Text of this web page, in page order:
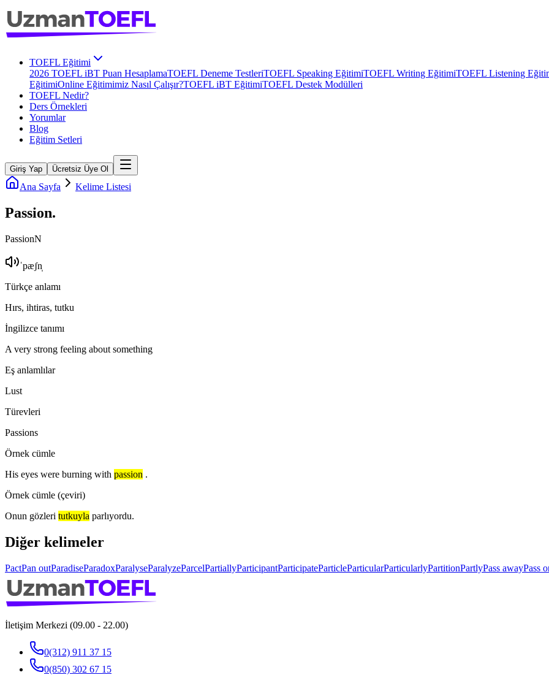
TOEFL Eğitimi
2026 TOEFL iBT Puan HesaplamaTOEFL Deneme TestleriTOEFL Speaking EğitimiTOEFL Writing EğitimiTOEFL Listening
EğitimiOnline Eğitimimiz Nasıl Çalışır?TOEFL iBT EğitimiTOEFL Destek Modülleri
TOEFL Nedir?
Ders Örnekleri
Yorumlar
Blog
Eğitim Setleri
Giriş Yap Ücretsiz Üye Ol
Ana Sayfa Kelime Listesi
Passion.
PassionN
ˈpæʃn̩
Türkçe anlamı
Hırs, ihtiras, tutku
İngilizce tanımı
A very strong feeling about something
Eş anlamlılar
Lust
Türevleri
Passions
Örnek cümle
His eyes were burning with passion .
Örnek cümle (çeviri)
Onun gözleri tutkuyla parlıyordu.
Diğer kelimeler
PactPan outParadiseParadoxParalyseParalyzeParcelPartiallyParticipantParticipateParticleParticularParticularlyPartitionPartlyPass awayPass
İletişim Merkezi (09.00 - 22.00)
0(312) 911 37 15
0(850) 302 67 15